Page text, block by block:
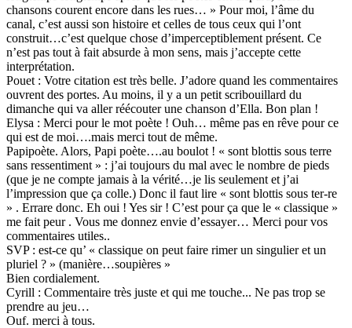
chansons courent encore dans les rues… » Pour moi, l’âme du
canal, c’est aussi son histoire et celles de tous ceux qui l’ont
construit…c’est quelque chose d’imperceptiblement présent. Ce
n’est pas tout à fait absurde à mon sens, mais j’accepte cette
interprétation.
Pouet : Votre citation est très belle. J’adore quand les commentaires
ouvrent des portes. Au moins, il y a un petit scribouillard du
dimanche qui va aller réécouter une chanson d’Ella. Bon plan !
Elysa : Merci pour le mot poète ! Ouh… même pas en rêve pour ce
qui est de moi….mais merci tout de même.
Papipoète. Alors, Papi poète….au boulot ! « sont blottis sous terre
sans ressentiment » : j’ai toujours du mal avec le nombre de pieds
(que je ne compte jamais à la vérité…je lis seulement et j’ai
l’impression que ça colle.) Donc il faut lire « sont blottis sous ter-re
» . Errare donc. Eh oui ! Yes sir ! C’est pour ça que le « classique »
me fait peur . Vous me donnez envie d’essayer… Merci pour vos
commentaires utiles..
SVP : est-ce qu’ « classique on peut faire rimer un singulier et un
pluriel ? » (manière…soupières »
Bien cordialement.
Cyrill : Commentaire très juste et qui me touche... Ne pas trop se
prendre au jeu…
Ouf. merci à tous.